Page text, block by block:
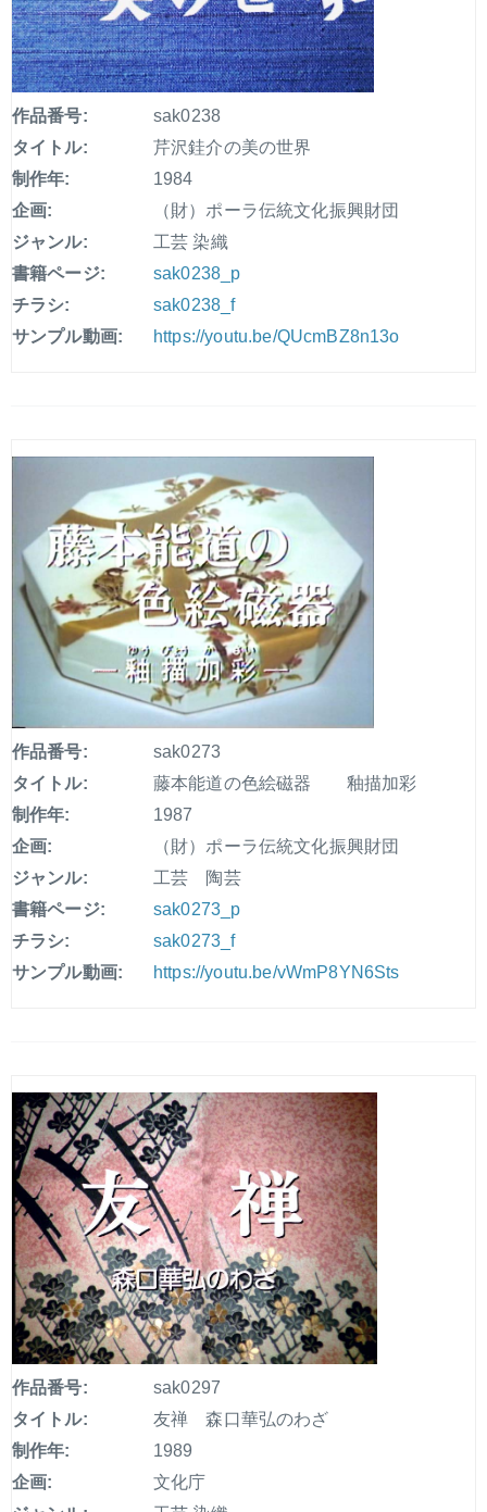
作品番号:
sak0238
タイトル:
芹沢銈介の美の世界
制作年:
1984
企画:
（財）ポーラ伝統文化振興財団
ジャンル:
工芸 染織
書籍ページ:
sak0238_p
チラシ:
sak0238_f
サンプル動画:
https://youtu.be/QUcmBZ8n13o
作品番号:
sak0273
タイトル:
藤本能道の色絵磁器 釉描加彩
制作年:
1987
企画:
（財）ポーラ伝統文化振興財団
ジャンル:
工芸 陶芸
書籍ページ:
sak0273_p
チラシ:
sak0273_f
サンプル動画:
https://youtu.be/vWmP8YN6Sts
作品番号:
sak0297
タイトル:
友禅 森口華弘のわざ
制作年:
1989
企画:
文化庁